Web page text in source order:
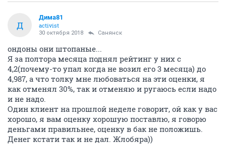
Д
Дима81
activist
30 октября 2018 Санянск
ондоны они штопаные...
Я за полтора месяца поднял рейтинг у них с
4,2(почему-то упал когда не возил его 3 месяца) до
4,987, а что толку мне любоваться на эти оценки, я
как отменял 30%, так и отменяю и ругаюсь если надо
и не надо.
Один клиент на прошлой неделе говорит, ой как у вас
хорошо, я вам оценку хорошую поставлю, я говорю
деньгами правильнее, оценку в бак не положишь.
Денег кстати так и не дал. Жлобяра))